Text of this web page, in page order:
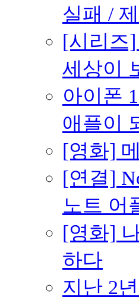
실패 /
[시리즈
세상이
아이폰
애플이
[영화]
[연결]
노트 어
[영화]
하다
지난 2